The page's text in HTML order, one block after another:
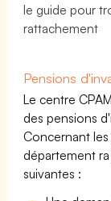
le guide pour
rattachement
Pensions
Le centre
des pensions
Concernant les
département
suivantes :